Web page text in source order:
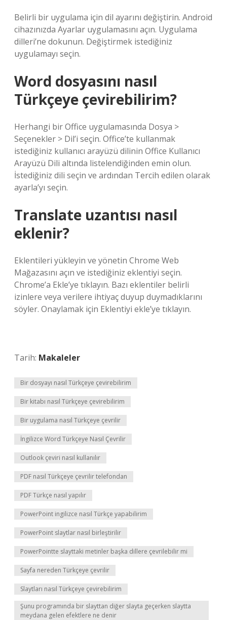
Belirli bir uygulama için dil ayarını değiştirin. Android
cihazınızda Ayarlar uygulamasını açın. Uygulama
dilleri’ne dokunun. Değiştirmek istediğiniz
uygulamayı seçin.
Word dosyasını nasıl
Türkçeye çevirebilirim?
Herhangi bir Office uygulamasında Dosya >
Seçenekler > Dil’i seçin. Office’te kullanmak
istediğiniz kullanıcı arayüzü dilinin Office Kullanıcı
Arayüzü Dili altında listelendiğinden emin olun.
İstediğiniz dili seçin ve ardından Tercih edilen olarak
ayarla’yı seçin.
Translate uzantısı nasıl
eklenir?
Eklentileri yükleyin ve yönetin Chrome Web
Mağazasını açın ve istediğiniz eklentiyi seçin.
Chrome’a ​​Ekle’ye tıklayın. Bazı eklentiler belirli
izinlere veya verilere ihtiyaç duyup duymadıklarını
söyler. Onaylamak için Eklentiyi ekle’ye tıklayın.
Tarih: Makaleler
Bir dosyayı nasıl Türkçeye çevirebilirim
Bir kitabı nasıl Türkçeye çevirebilirim
Bir uygulama nasıl Türkçeye çevrilir
İngilizce Word Türkçeye Nasıl Çevrilir
Outlook çeviri nasıl kullanılır
PDF nasıl Türkçeye çevrilir telefondan
PDF Türkçe nasıl yapılır
PowerPoint ingilizce nasıl Türkçe yapabilirim
PowerPoint slaytlar nasıl birleştirilir
PowerPointte slayttaki metinler başka dillere çevrilebilir mi
Sayfa nereden Türkçeye çevrilir
Slaytları nasıl Türkçeye çevirebilirim
Şunu programında bir slayttan diğer slayta geçerken slaytta
meydana gelen efektlere ne denir